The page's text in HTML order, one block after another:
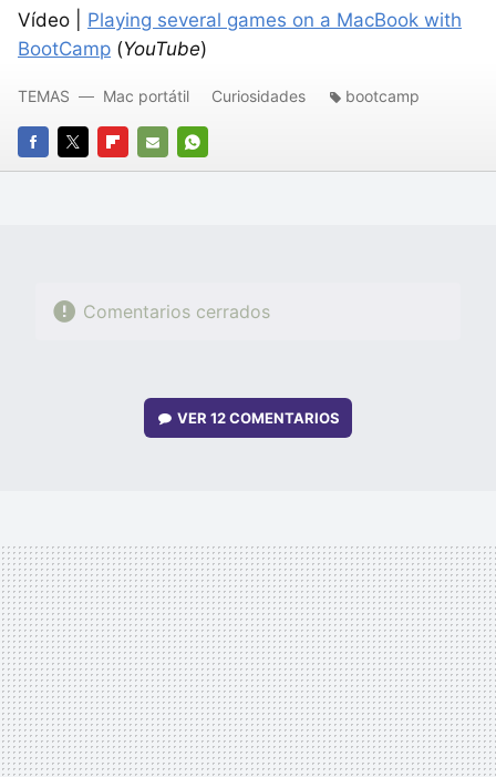
Vídeo | Playing several games on a MacBook with
BootCamp (YouTube)
FACEBOOK
TWITTERFLIPBOARD
E-
WHATSAPP
TEMAS Mac portátil Curiosidades bootcamp
Comentarios cerrados
VER12 COMENTARIOS